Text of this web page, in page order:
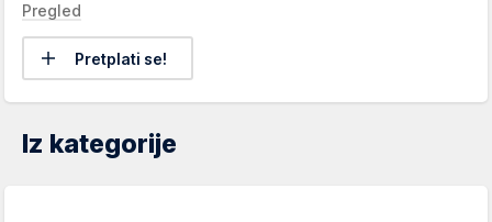
Pregled
Pretplati se!
Iz kategorije